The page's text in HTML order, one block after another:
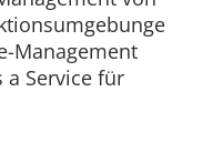
Management
a Service für